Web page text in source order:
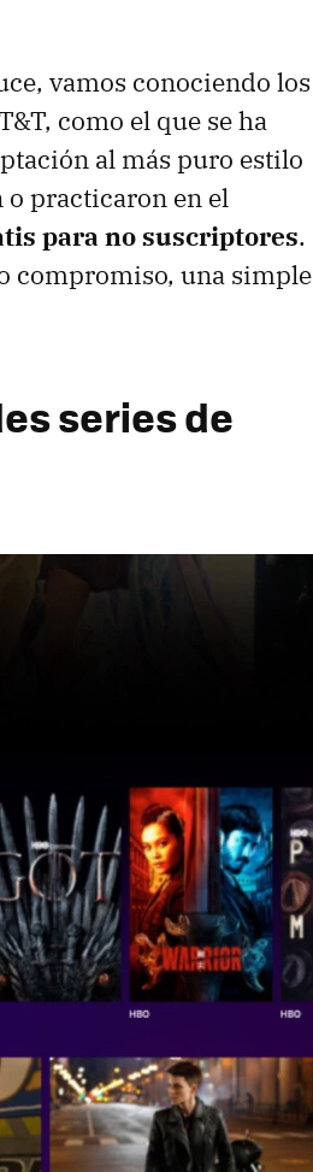
vamos conociendo los
como el que se ha
al más puro estilo
practicaron en el
para no suscriptores.
compromiso, una simple
series de